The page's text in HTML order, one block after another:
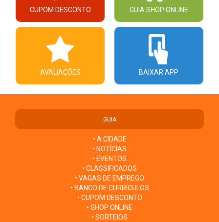
CUPOM DESCONTO GUIA SHOP ONLINE
AVALIAÇÕES BAIXAR APP
GUIA
• A CIDADE
• NOTÍCIAS
• EVENTOS
• CLASSIFICADOS
• VAGAS DE EMPREGO
• BANCO DE CURRÍCULOS
• CUPOM DESCONTO
• SHOP ONLINE
• SORTEIOS